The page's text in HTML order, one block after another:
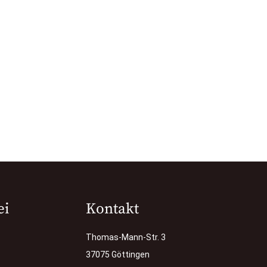
Kontakt
Thomas-Mann-Str. 3
37075 Göttingen